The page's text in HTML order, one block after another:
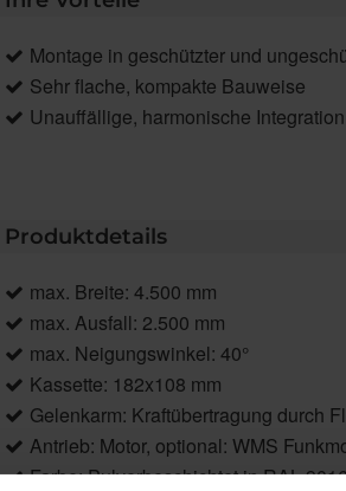
Montage in geschützter und
Sehr flache, kompakte Bauweise
Unauffällige, harmonische
Produktdetails
max. Breite: 4.500 mm
max. Ausfall: 2.500 mm
max. Neigungswinkel: 40°
Kassette: 182x108 mm
Gelenkarm: Kraftübertragung durch
Antrieb: Motor, optional: WMS
Farbe: Pulverbeschichtet in RAL